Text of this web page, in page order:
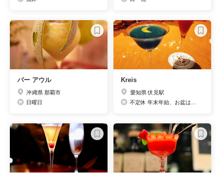
バー アウル
沖縄県 那覇市
日曜日
Kreis
愛知県 伏見駅